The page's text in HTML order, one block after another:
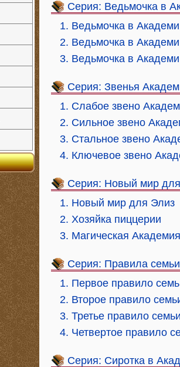
Серия: Ведьмочка в
1. Ведьмочка в
2. Ведьмочка в
3. Ведьмочка в
Серия: Звенья
1. Слабое звено
2. Сильное звено
3. Стальное звено
4. Ключевое звено
Серия: Новый мир
1. Новый мир для Элиз
2. Хозяйка пиццерии
3. Магическая Академия
Серия: Правила
1. Первое правило
2. Второе правило
3. Третье правило
4. Четвертое правило
Серия: Сиротка в